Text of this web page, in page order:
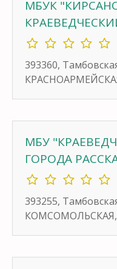
МБУК
393360,
МБУ
ГОРОДА
393255,
КОМСОМОЛЬСКАЯ,